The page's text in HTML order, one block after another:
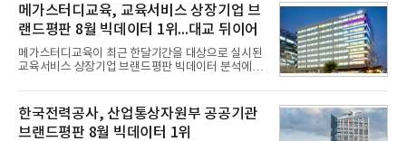
메가스터디교육, 교육서비스 상장기업 브
랜드평판 8월 빅데이터 1위...대교 뒤이어
메가스터디교육이 최근 한달기간을 대상으로 실시된
교육서비스 상장기업 브랜드평판 빅데이터 분석에서
일 한국기업평판연구소(소장 구창환)는 국내 교육서
비스 상장기업 브랜드를 대상으로 지난 7월 7일부터
8월 7일까지 수집된 소비자 빅데이터 10,074,233건
을 분석한 결과, 메가스터디교육이 브랜드평판지수
한국전력공사, 산업통상자원부 공공기관
브랜드평판 8월 빅데이터 1위